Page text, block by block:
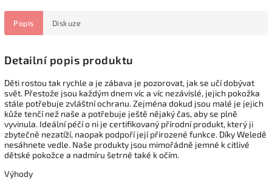
Popis Diskuze
Detailní popis produktu
Děti rostou tak rychle a je zábava je pozorovat, jak se učí dobývat
svět. Přestože jsou každým dnem víc a víc nezávislé, jejich pokožka
stále potřebuje zvláštní ochranu. Zejména dokud jsou malé je jejich
kůže tenčí než naše a potřebuje ještě nějaký čas, aby se plně
vyvinula. Ideální péčí o ni je certifikovaný přírodní produkt, který ji
zbytečně nezatíží, naopak podpoří její přirozené funkce. Díky Weledě
nesáhnete vedle. Naše produkty jsou mimořádně jemné k citlivé
dětské pokožce a nadmíru šetrné také k očím.
Výhody